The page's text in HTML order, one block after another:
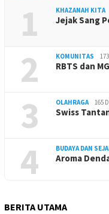
1 KHAZANAH KITA
Jejak Sang
2 KOMUNITAS
RBTS dan
3 OLAHRAGA 165
Swiss
4 BUDAYA DAN
Aroma
BERITA UTAMA